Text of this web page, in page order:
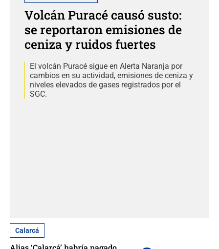
Volcán Puracé causó susto:
se reportaron emisiones de
ceniza y ruidos fuertes
El volcán Puracé sigue en Alerta Naranja por
cambios en su actividad, emisiones de ceniza y
niveles elevados de gases registrados por el
SGC.
Calarcá